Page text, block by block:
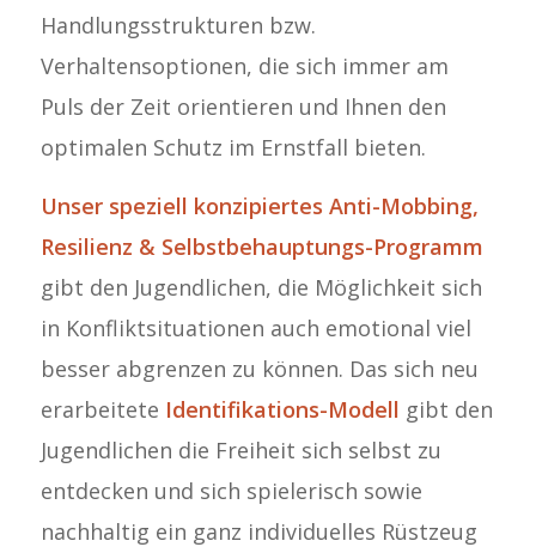
Handlungsstrukturen bzw.
Verhaltensoptionen, die sich immer am
Puls der Zeit orientieren und Ihnen den
optimalen Schutz im Ernstfall bieten.
Unser speziell konzipiertes Anti-Mobbing,
Resilienz & Selbstbehauptungs-Programm
gibt den Jugendlichen, die Möglichkeit sich
in Konfliktsituationen auch emotional viel
besser abgrenzen zu können. Das sich neu
erarbeitete Identifikations-Modell gibt den
Jugendlichen die Freiheit sich selbst zu
entdecken und sich spielerisch sowie
nachhaltig ein ganz individuelles Rüstzeug